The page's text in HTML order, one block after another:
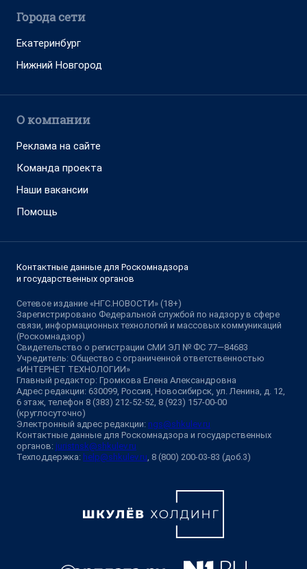
Города сети
Екатеринбург
Нижний Новгород
О компании
Реклама на сайте
Команда проекта
Наши вакансии
Помощь
Контактные данные для Роскомнадзора
и государственных органов
Сетевое издание «НГС.НОВОСТИ» (18+)
Зарегистрировано Федеральной службой по надзору в сфере
связи, информационных технологий и массовых коммуникаций
(Роскомнадзор)
Свидетельство о регистрации СМИ ЭЛ № ФС 77—84683
Учредитель: Общество с ограниченной ответственностью
«ИНТЕРНЕТ ТЕХНОЛОГИИ»
Главный редактор: Громкова Елена Александровна
Адрес редакции: 630099, Россия, Новосибирск, ул. Ленина, д. 12,
6 этаж, телефон 8 (383) 212-52-52, 8 (923) 157-00-00
(круглосуточно)
Электронный адрес редакции: ngs@shkulev.ru
Контактные данные для Роскомнадзора и государственных
органов: juristnsk@shkulev.ru
Техподдержка: help@shkulev.ru, 8 (800) 200-03-83 (доб.3)